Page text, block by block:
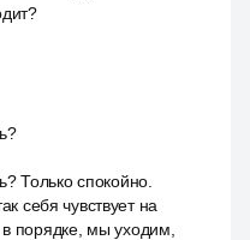
Только спокойно.
себя чувствует на
порядке, мы уходим,